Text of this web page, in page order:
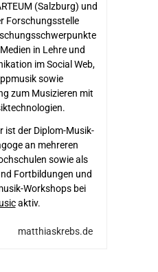
(Salzburg) und
Forschungsstelle
in Lehre und
im Social Web,
sowie
zum Musizieren mit
ist der Diplom-Musik-
an mehreren
sowie als
Fortbildungen und
Workshops bei
aktiv.
matthiaskrebs.de